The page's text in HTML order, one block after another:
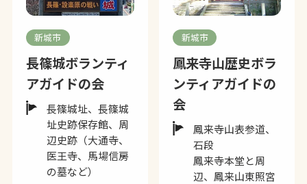
新城市
長篠城ボランティ
アガイドの会
長篠城址、長篠城
址史跡保存館、周
辺史跡（大通寺、
医王寺、馬場信房
の墓など）
新城市
鳳来寺山歴史ボラ
ンティアガイドの
会
鳳来寺山表参道、
石段
鳳来寺本堂と周
辺、鳳来山東照宮